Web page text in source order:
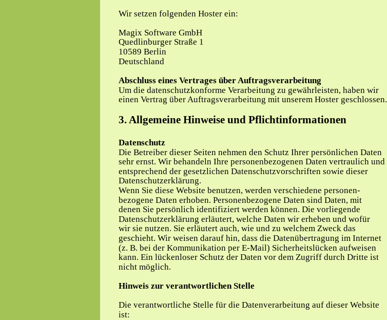
Wir setzen folgenden Hoster ein:
Magix Software GmbH
Quedlinburger Straße 1
10589 Berlin
Deutschland
Abschluss eines Vertrages über Auftragsverarbeitung
Um die datenschutzkonforme Verarbeitung zu gewährleisten, haben wir
einen Vertrag über Auftragsverarbeitung mit unserem Hoster geschlossen.
3. Allgemeine Hinweise und Pflichtinformationen
Datenschutz
Die Betreiber dieser Seiten nehmen den Schutz Ihrer persönlichen Daten
sehr ernst. Wir behandeln Ihre personenbezogenen Daten vertraulich und
entsprechend der gesetzlichen Datenschutzvorschriften sowie dieser
Datenschutzerklärung.
Wenn Sie diese Website benutzen, werden verschiedene personen-
bezogene Daten erhoben. Personenbezogene Daten sind Daten, mit
denen Sie persönlich identifiziert werden können. Die vorliegende
Datenschutzerklärung erläutert, welche Daten wir erheben und wofür
wir sie nutzen. Sie erläutert auch, wie und zu welchem Zweck das
geschieht. Wir weisen darauf hin, dass die Datenübertragung im Internet
(z. B. bei der Kommunikation per E-Mail) Sicherheitslücken aufweisen
kann. Ein lückenloser Schutz der Daten vor dem Zugriff durch Dritte ist
nicht möglich.
Hinweis zur verantwortlichen Stelle
Die verantwortliche Stelle für die Datenverarbeitung auf dieser Website
ist: